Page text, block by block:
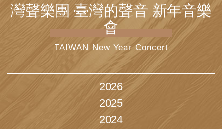
灣聲樂團 臺灣的聲音 新年音樂
會
TAIWAN New Year Concert
2026
2025
2024